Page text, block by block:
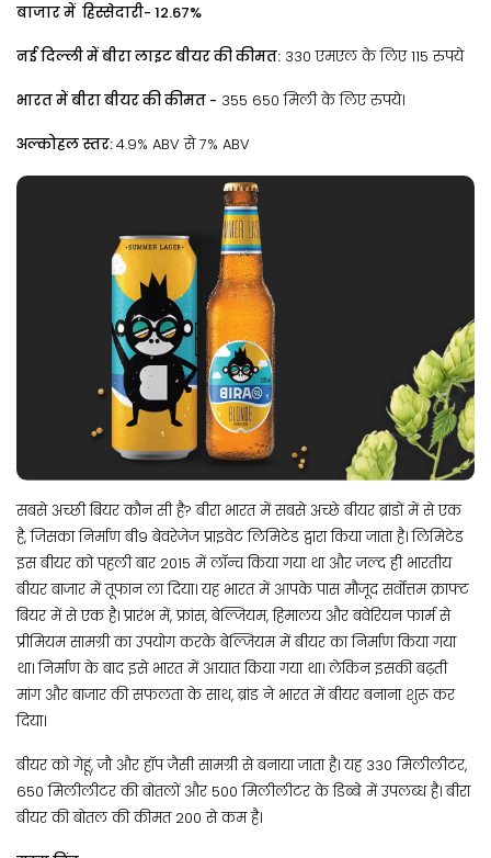
बाजार में हिस्सेदारी- 12.67%
नई दिल्ली में बीरा लाइट बीयर की कीमत: 330 एमएल के लिए 115 रुपये
भारत में बीरा बीयर की कीमत - 355 650 मिली के लिए रुपये।
अल्कोहल स्तर:4.9% ABV से 7% ABV
सबसे अच्छी बियर कौन सी है? बीरा भारत में सबसे अच्छे बीयर ब्रांडों में से एक
है, जिसका निर्माण बी9 बेवरेजेज प्राइवेट लिमिटेड द्वारा किया जाता है। लिमिटेड
इस बीयर को पहली बार 2015 में लॉन्च किया गया था और जल्द ही भारतीय
बीयर बाजार में तूफान ला दिया। यह भारत में आपके पास मौजूद सर्वोत्तम क्राफ्ट
बियर में से एक है। प्रारंभ में, फ्रांस, बेल्जियम, हिमालय और बवेरियन फार्म से
प्रीमियम सामग्री का उपयोग करके बेल्जियम में बीयर का निर्माण किया गया
था। निर्माण के बाद इसे भारत में आयात किया गया था। लेकिन इसकी बढ़ती
मांग और बाजार की सफलता के साथ, ब्रांड ने भारत में बीयर बनाना शुरू कर
दिया।
बीयर को गेहूं, जौ और हॉप जैसी सामग्री से बनाया जाता है। यह 330 मिलीलीटर,
650 मिलीलीटर की बोतलों और 500 मिलीलीटर के डिब्बे में उपलब्ध है। बीरा
बीयर की बोतल की कीमत 200 से कम है।